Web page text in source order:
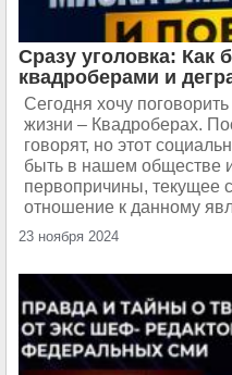
Сразу уголовка: Как
квадроберами и
Сегодня хочу
жизни – Квадроберах.
говорят, но этот
быть в нашем обществе
первопричины, текущее
отношение к данному
23 ноября 2024